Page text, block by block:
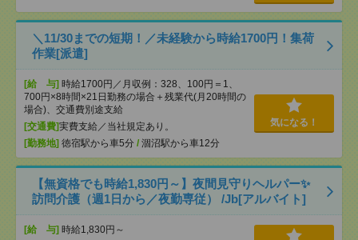
＼11/30までの短期！／未経験から時給1700円！集荷
作業[派遣]
[給 与] 時給1700円／月収例：328、100円＝1、
700円×8時間×21日勤務の場合＋残業代(月20時間の
場合)、交通費別途支給
[交通費]実費支給／当社規定あり。
[勤務地] 徳宿駅から車5分 / 涸沼駅から車12分
気になる！
【無資格でも時給1,830円～】夜間見守りヘルパー✨
訪問介護（週1日から／夜勤専従） /Jb[アルバイト]
[給 与] 時給1,830円～